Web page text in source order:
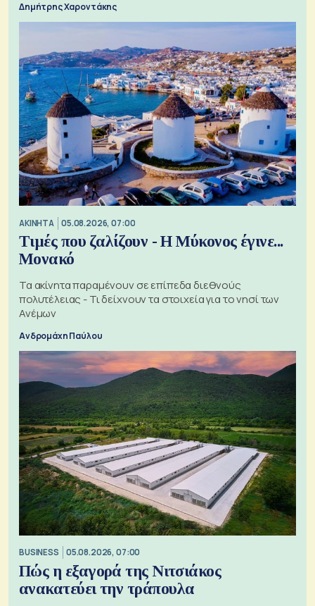
Δημήτρης Χαροντάκης
ΑΚΙΝΗΤΑ 05.08.2026, 07:00
Τιμές που ζαλίζουν - Η Μύκονος έγινε...
Μονακό
Τα ακίνητα παραμένουν σε επίπεδα διεθνούς
πολυτέλειας - Τι δείχνουν τα στοιχεία για το νησί των
Ανέμων
Ανδρομάχη Παύλου
BUSINESS 05.08.2026, 07:00
Πώς η εξαγορά της Νιτσιάκος
ανακατεύει την τράπουλα